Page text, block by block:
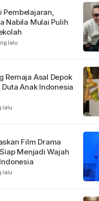
lalu
Nabila Mulai Pulih
lalu
Remaja Asal Depok
Anak Indonesia
lalu
Film Drama
Menjadi Wajah